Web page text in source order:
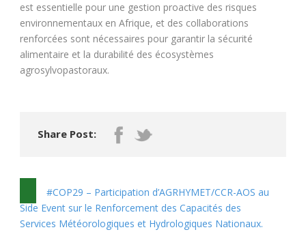
est essentielle pour une gestion proactive des risques
environnementaux en Afrique, et des collaborations
renforcées sont nécessaires pour garantir la sécurité
alimentaire et la durabilité des écosystèmes
agrosylvopastoraux.
Share Post:
#COP29 – Participation d’AGRHYMET/CCR-AOS au
Side Event sur le Renforcement des Capacités des
Services Météorologiques et Hydrologiques Nationaux.